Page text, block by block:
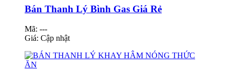
Bán Thanh Lý Bình Gas Giá Rẻ
Mã: ---
Giá: Cập nhật